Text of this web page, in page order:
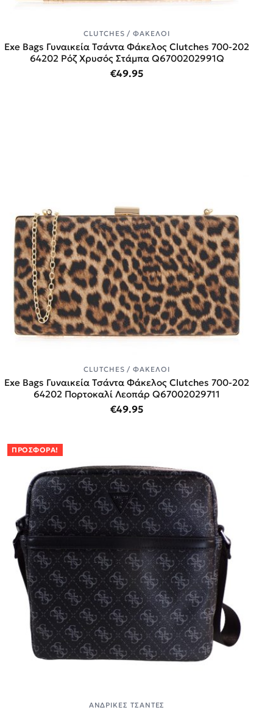
CLUTCHES / ΦΆΚΕΛΟΙ
Exe Bags Γυναικεία Τσάντα Φάκελος Clutches 700-202
64202 Ρόζ Χρυσός Στάμπα Q6700202991Q
€49.95
CLUTCHES / ΦΆΚΕΛΟΙ
Exe Bags Γυναικεία Τσάντα Φάκελος Clutches 700-202
64202 Πορτοκαλί Λεοπάρ Q67002029711
€49.95
ΠΡΟΣΦΟΡΆ!
ΑΝΔΡΙΚΈΣ ΤΣΆΝΤΕΣ